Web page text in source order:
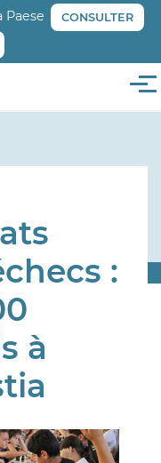
Paese CONSULTER
:
à